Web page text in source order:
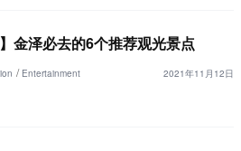
】金泽必去的6个推荐观光景点
Entertainment 2021年11月12日